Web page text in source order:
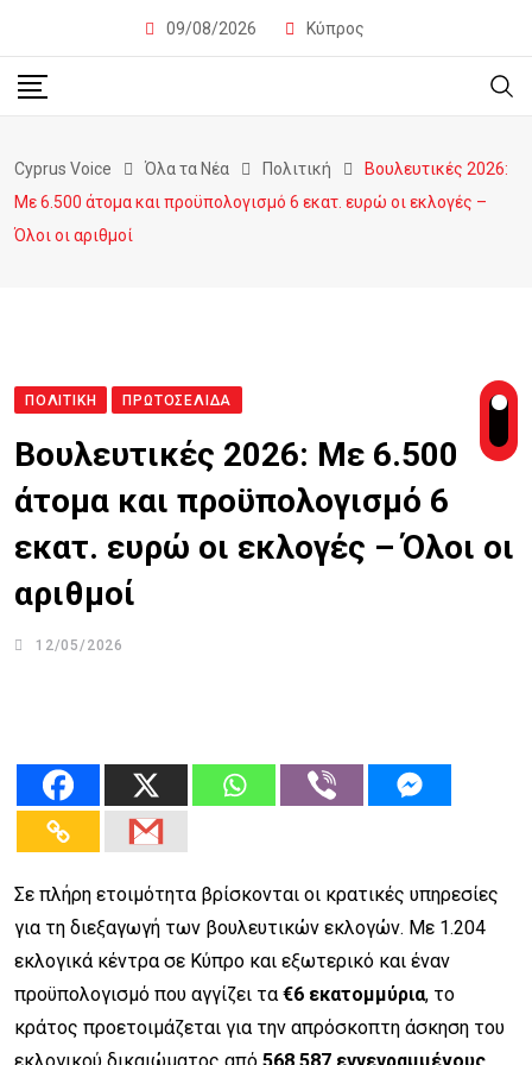
09/08/2026 Κύπρος
Cyprus Voice Όλα τα Νέα Πολιτική
Βουλευτικές 2026:
Με 6.500 άτομα και προϋπολογισμό 6 εκατ. ευρώ οι εκλογές –
Όλοι οι αριθμοί
ΠΟΛΙΤΙΚΉ ΠΡΩΤΟΣΈΛΙΔΑ
Βουλευτικές 2026: Με 6.500
άτομα και προϋπολογισμό 6
εκατ. ευρώ οι εκλογές – Όλοι οι
αριθμοί
12/05/2026
Σε πλήρη ετοιμότητα βρίσκονται οι κρατικές υπηρεσίες
για τη διεξαγωγή των βουλευτικών εκλογών. Με 1.204
εκλογικά κέντρα σε Κύπρο και εξωτερικό και έναν
προϋπολογισμό που αγγίζει τα€6 εκατομμύρια, το
κράτος προετοιμάζεται για την απρόσκοπτη άσκηση του